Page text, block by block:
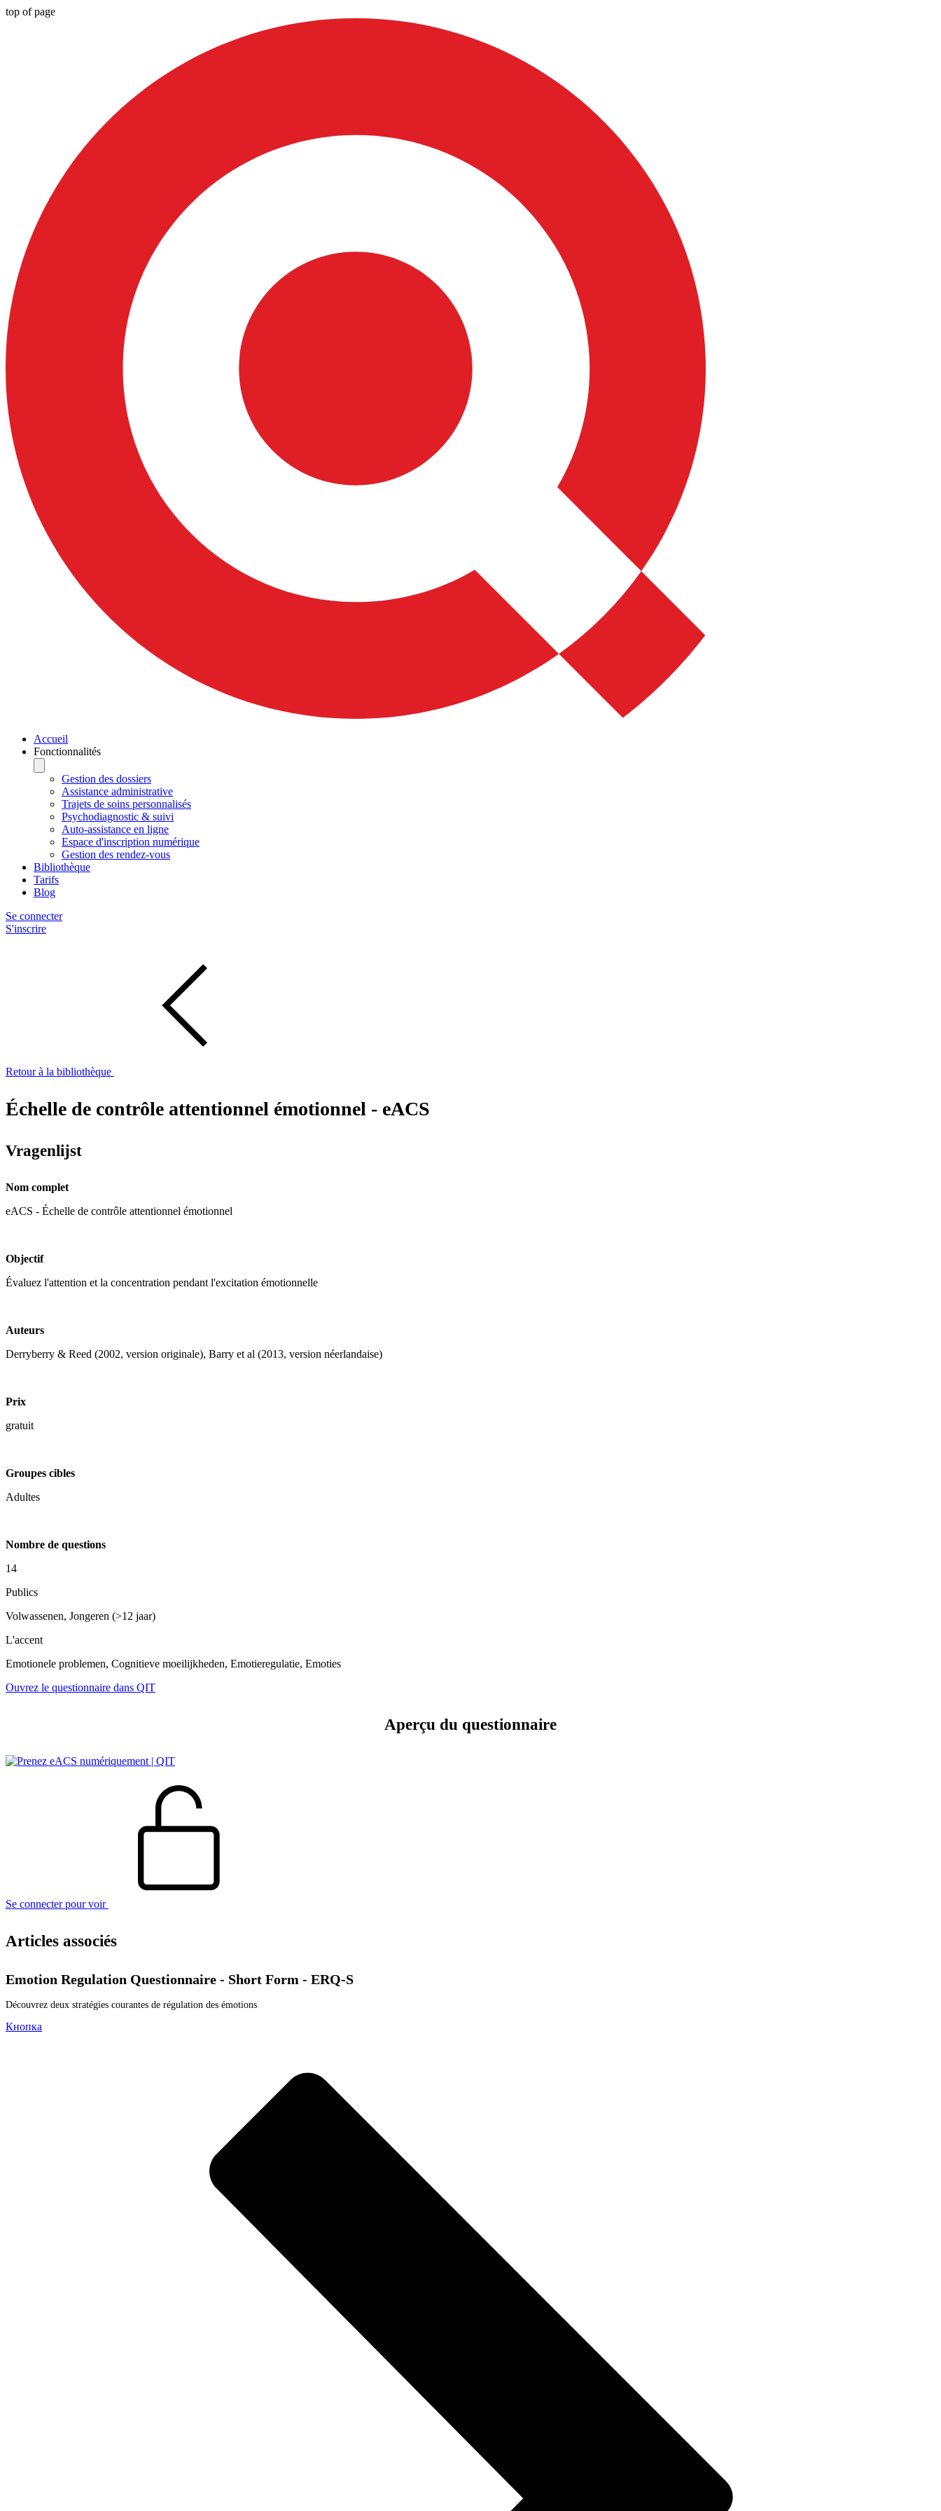
top of page
Accueil
Fonctionnalités
Gestion des dossiers
Assistance administrative
Trajets de soins personnalisés
Psychodiagnostic & suivi
Auto-assistance en ligne
Espace d'inscription numérique
Gestion des rendez-vous
Bibliothèque
Tarifs
Blog
Se connecter
S'inscrire
Retour à la bibliothèque
Échelle de contrôle attentionnel émotionnel - eACS
Vragenlijst
Nom complet
eACS - Échelle de contrôle attentionnel émotionnel
Objectif
Évaluez l'attention et la concentration pendant l'excitation émotionnelle
Auteurs
Derryberry & Reed (2002, version originale), Barry et al (2013, version néerlandaise)
Prix
gratuit
Groupes cibles
Adultes
Nombre de questions
14
Publics
Volwassenen, Jongeren (>12 jaar)
L'accent
Emotionele problemen, Cognitieve moeilijkheden, Emotieregulatie, Emoties
Ouvrez le questionnaire dans QIT
Aperçu du questionnaire
Se connecter pour voir
Articles associés
Emotion Regulation Questionnaire - Short Form - ERQ-S
Découvrez deux stratégies courantes de régulation des émotions
Кнопка